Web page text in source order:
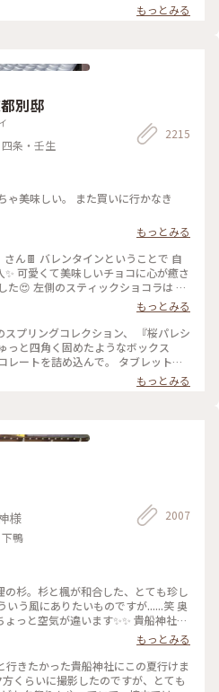
レトロな街
もっとみる
別邸
条・壬生
2215
ゃ美味しい。 また買いに行かなき
もっとみる
うことで 自
可愛くて美味しいチョコに心が癒さ
コラは キ
、 右側はお酒入りチョコや 京都産の
うじ茶など チョコと一言で
ケージやデザインも
チョコでもプレゼント用でも どちら
と息 #バレンタイ
もっとみる
スプリングコレクション、 『桜パレシ
詰め込んで。 タブレットも
丸窓から桜を覗くような和を感じ
ーチョコを使用し、 一枚ずつ違う
ツ #チョコレート #お取り寄せ #手み
もっとみる
様
鴨
2007
杉。杉と楓が和合した、とても珍し
いう風にありたいものですが......笑 奥
っと空気が違います✨✨ 貴船神社ま
みてほしいです。
もっとみる
きたかった貴船神社にこの夏行けま
くらいに撮影したのですが、とても